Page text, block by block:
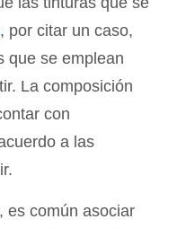
, por citar un caso,
que se emplean
La composición
con
a las
es común asociar